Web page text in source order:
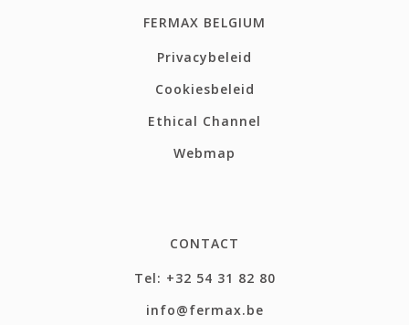
FERMAX BELGIUM
Privacybeleid
Cookiesbeleid
Ethical Channel
Webmap
CONTACT
Tel: +32 54 31 82 80
info@fermax.be